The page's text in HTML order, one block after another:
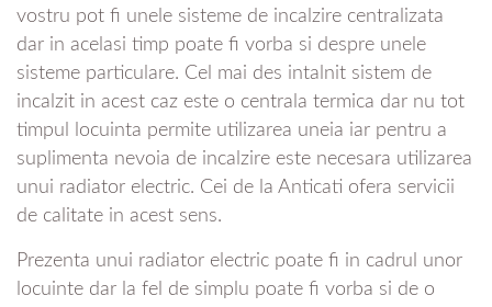
vostru pot fi unele sisteme de incalzire centralizata
dar in acelasi timp poate fi vorba si despre unele
sisteme particulare. Cel mai des intalnit sistem de
incalzit in acest caz este o centrala termica dar nu tot
timpul locuinta permite utilizarea uneia iar pentru a
suplimenta nevoia de incalzire este necesara utilizarea
unui radiator electric. Cei de la Anticati ofera servicii
de calitate in acest sens.
Prezenta unui radiator electric poate fi in cadrul unor
locuinte dar la fel de simplu poate fi vorba si de o